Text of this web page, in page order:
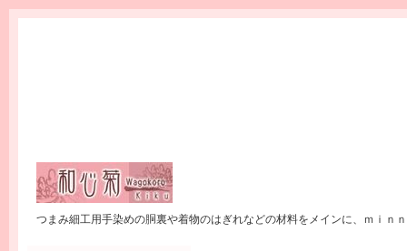
つまみ細工用手染めの胴裏や着物のはぎれなどの材料をメインに、ｍｉｎ